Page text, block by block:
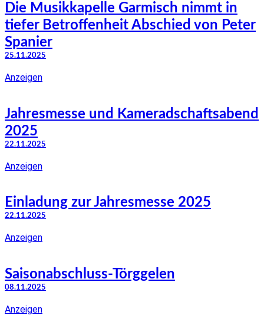
Die Musikkapelle Garmisch nimmt in
tiefer Betroffenheit Abschied von Peter
Spanier
25.11.2025
Anzeigen
Jahresmesse und Kameradschaftsabend
2025
22.11.2025
Anzeigen
Einladung zur Jahresmesse 2025
22.11.2025
Anzeigen
Saisonabschluss-Törggelen
08.11.2025
Anzeigen